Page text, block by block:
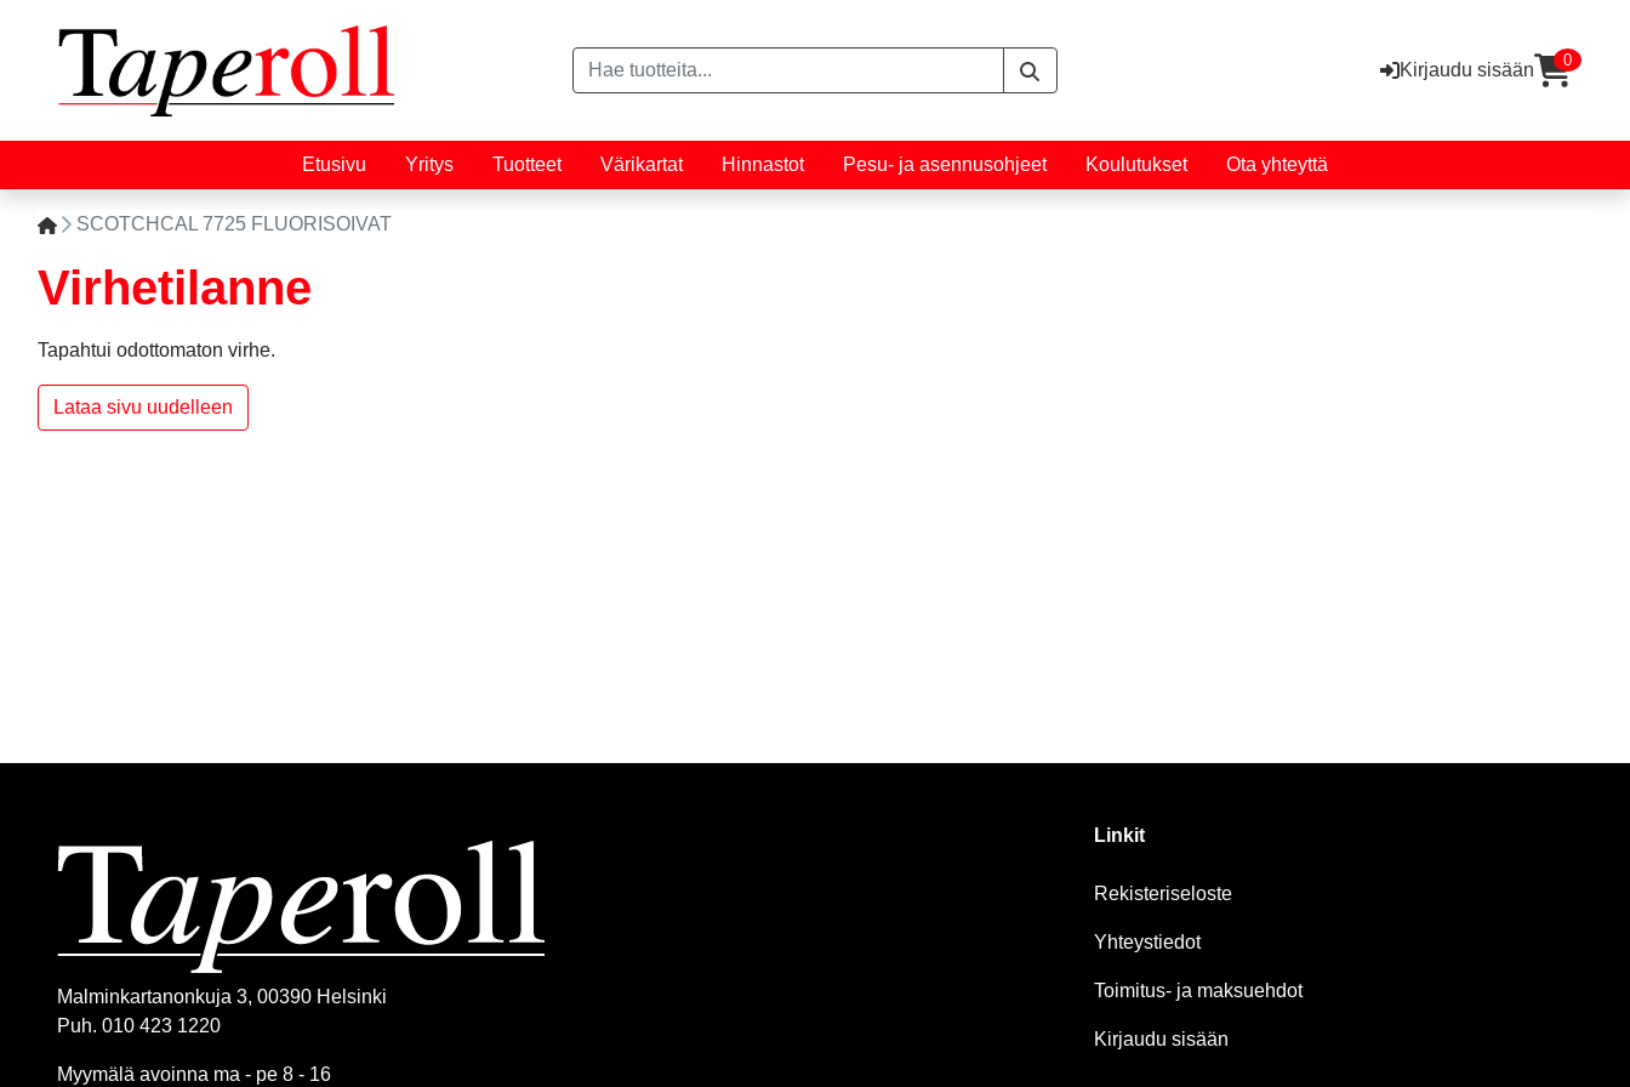
Kirjaudu sisään 0
Etusivu Yritys Tuotteet Värikartat Hinnastot Pesu- ja asennusohjeet Koulutukset Ota yhteyttä
SCOTCHCAL 7725 FLUORISOIVAT
Virhetilanne
Tapahtui odottomaton virhe.
Lataa sivu uudelleen
Malminkartanonkuja 3, 00390 Helsinki
Puh. 010 423 1220
Myymälä avoinna ma - pe 8 - 16
Linkit
Rekisteriseloste
Yhteystiedot
Toimitus- ja maksuehdot
Kirjaudu sisään